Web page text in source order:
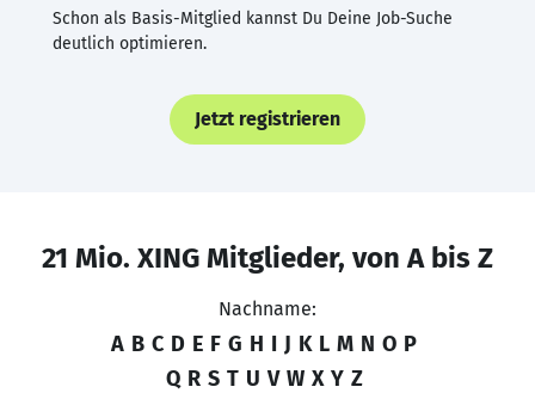
Schon als Basis-Mitglied kannst Du Deine Job-Suche
deutlich optimieren.
Jetzt registrieren
21 Mio. XING Mitglieder, von A bis Z
Nachname:
A B C D E F G H I J K L M N O P
Q R S T U V W X Y Z